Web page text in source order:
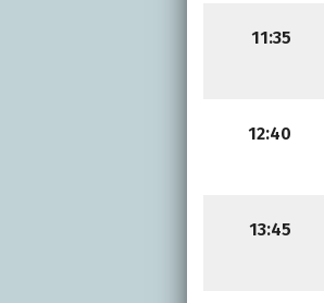
11:35
12:40
13:45